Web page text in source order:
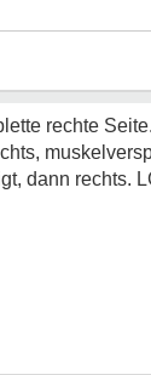
rechte
dann rechts.